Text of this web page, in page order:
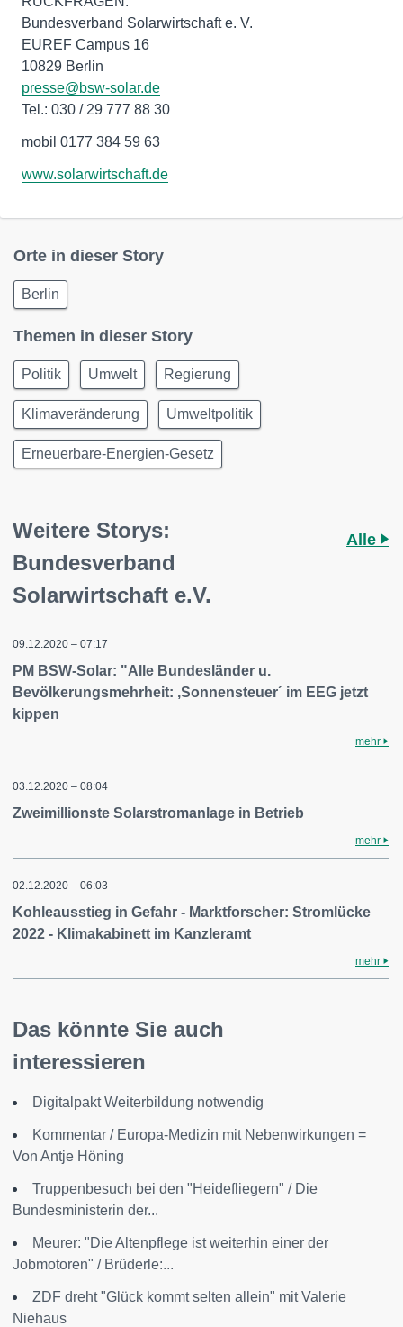
Bundesverband Solarwirtschaft e. V.
EUREF Campus 16
10829 Berlin
presse@bsw-solar.de
Tel.: 030 / 29 777 88 30
mobil 0177 384 59 63
www.solarwirtschaft.de
Orte in dieser Story
Berlin
Themen in dieser Story
Politik Umwelt Regierung
Klimaveränderung Umweltpolitik
Erneuerbare-Energien-Gesetz
Weitere Storys:
Bundesverband
Solarwirtschaft e.V.
Alle
09.12.2020 – 07:17
PM BSW-Solar: "Alle Bundesländer u.
Bevölkerungsmehrheit: ,Sonnensteuer´ im EEG jetzt
kippen
mehr
03.12.2020 – 08:04
Zweimillionste Solarstromanlage in Betrieb
mehr
02.12.2020 – 06:03
Kohleausstieg in Gefahr - Marktforscher: Stromlücke
2022 - Klimakabinett im Kanzleramt
mehr
Das könnte Sie auch
interessieren
Digitalpakt Weiterbildung notwendig
Kommentar / Europa-Medizin mit Nebenwirkungen =
Von Antje Höning
Truppenbesuch bei den "Heidefliegern" / Die
Bundesministerin der...
Meurer: "Die Altenpflege ist weiterhin einer der
Jobmotoren" / Brüderle:...
ZDF dreht "Glück kommt selten allein" mit Valerie
Niehaus